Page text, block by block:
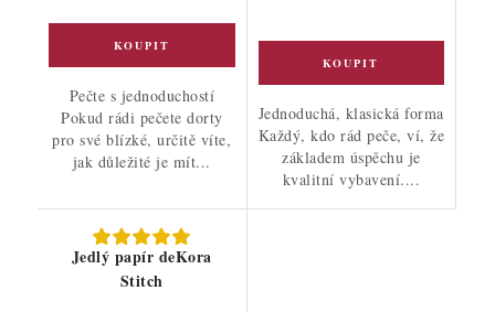
Pečte s jednoduchostí
Pokud rádi pečete dorty
pro své blízké, určitě víte,
jak důležité je mít...
Jednoduchá, klasická forma
Každý, kdo rád peče, ví, že
základem úspěchu je
kvalitní vybavení....
Jedlý papír deKora
Stitch